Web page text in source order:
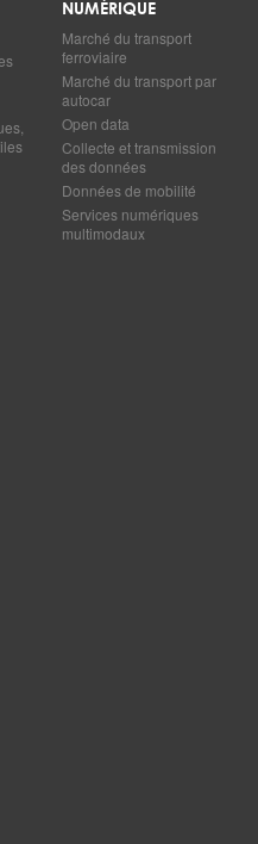
NUMÉRIQUE
Marché du transport
ferroviaire
Marché du transport par
autocar
Open data
Collecte et transmission
des données
Données de mobilité
Services numériques
multimodaux